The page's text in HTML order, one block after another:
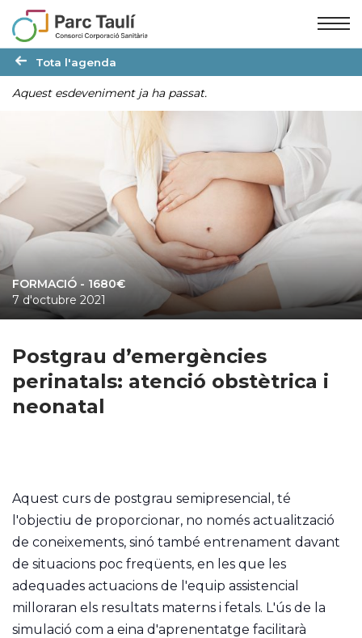
Skip
to
Content
Skip
to
navigation
Tota l'agenda
Aquest esdeveniment ja ha passat.
Postgrau d’emergències
perinatals: atenció obstètrica i
neonatal
7 d'octubre 2021
FORMACIÓ - 1680€
Aquest curs de postgrau semipresencial, té
l'objectiu de proporcionar, no només actualització
de coneixements, sinó també entrenament davant
de situacions poc freqüents, en les que les
adequades actuacions de l'equip assistencial
milloraran els resultats materns i fetals. L'ús de la
simulació com a eina d'aprenentatge facilitarà